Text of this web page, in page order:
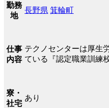
勤務
地
長野県 箕輪町
仕事
内容
テクノセンターは厚生
ている『認定職業訓練
寮・
社宅
あり